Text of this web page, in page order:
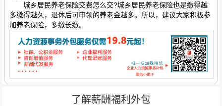
城乡居民养老保险交费怎么交?城乡居民养老保险也是缴得越
多缴得越久，退休后可申领的养老金越多。所以，建议大家积极参
加养老保险，多缴长缴。
了解薪酬福利外包